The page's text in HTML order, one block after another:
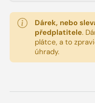
Dárek, nebo
předplatitele.
plátce, a to
úhrady.